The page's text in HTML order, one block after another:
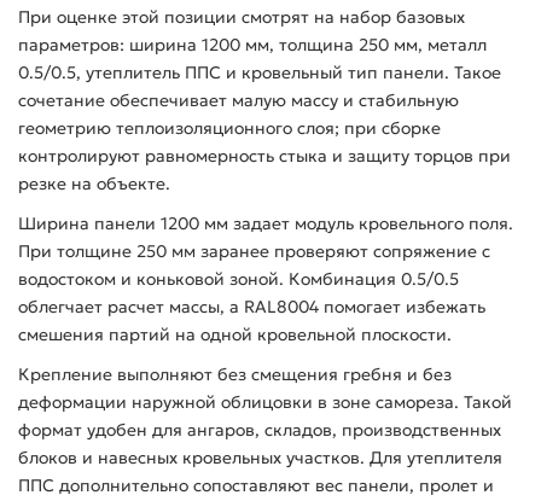
При оценке этой позиции смотрят на набор базовых
параметров: ширина 1200 мм, толщина 250 мм, металл
0.5/0.5, утеплитель ППС и кровельный тип панели. Такое
сочетание обеспечивает малую массу и стабильную
геометрию теплоизоляционного слоя; при сборке
контролируют равномерность стыка и защиту торцов при
резке на объекте.
Ширина панели 1200 мм задает модуль кровельного поля.
При толщине 250 мм заранее проверяют сопряжение с
водостоком и коньковой зоной. Комбинация 0.5/0.5
облегчает расчет массы, а RAL8004 помогает избежать
смешения партий на одной кровельной плоскости.
Крепление выполняют без смещения гребня и без
деформации наружной облицовки в зоне самореза. Такой
формат удобен для ангаров, складов, производственных
блоков и навесных кровельных участков. Для утеплителя
ППС дополнительно сопоставляют вес панели, пролет и